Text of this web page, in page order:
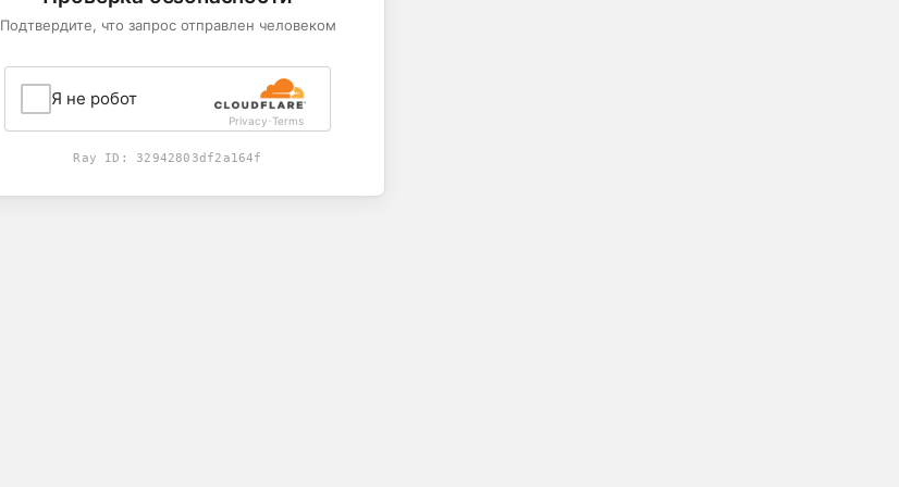
Подтвердите, что запрос отправлен человеком
Я не робот
Privacy-Terms
Ray ID: 32942803df2a164f